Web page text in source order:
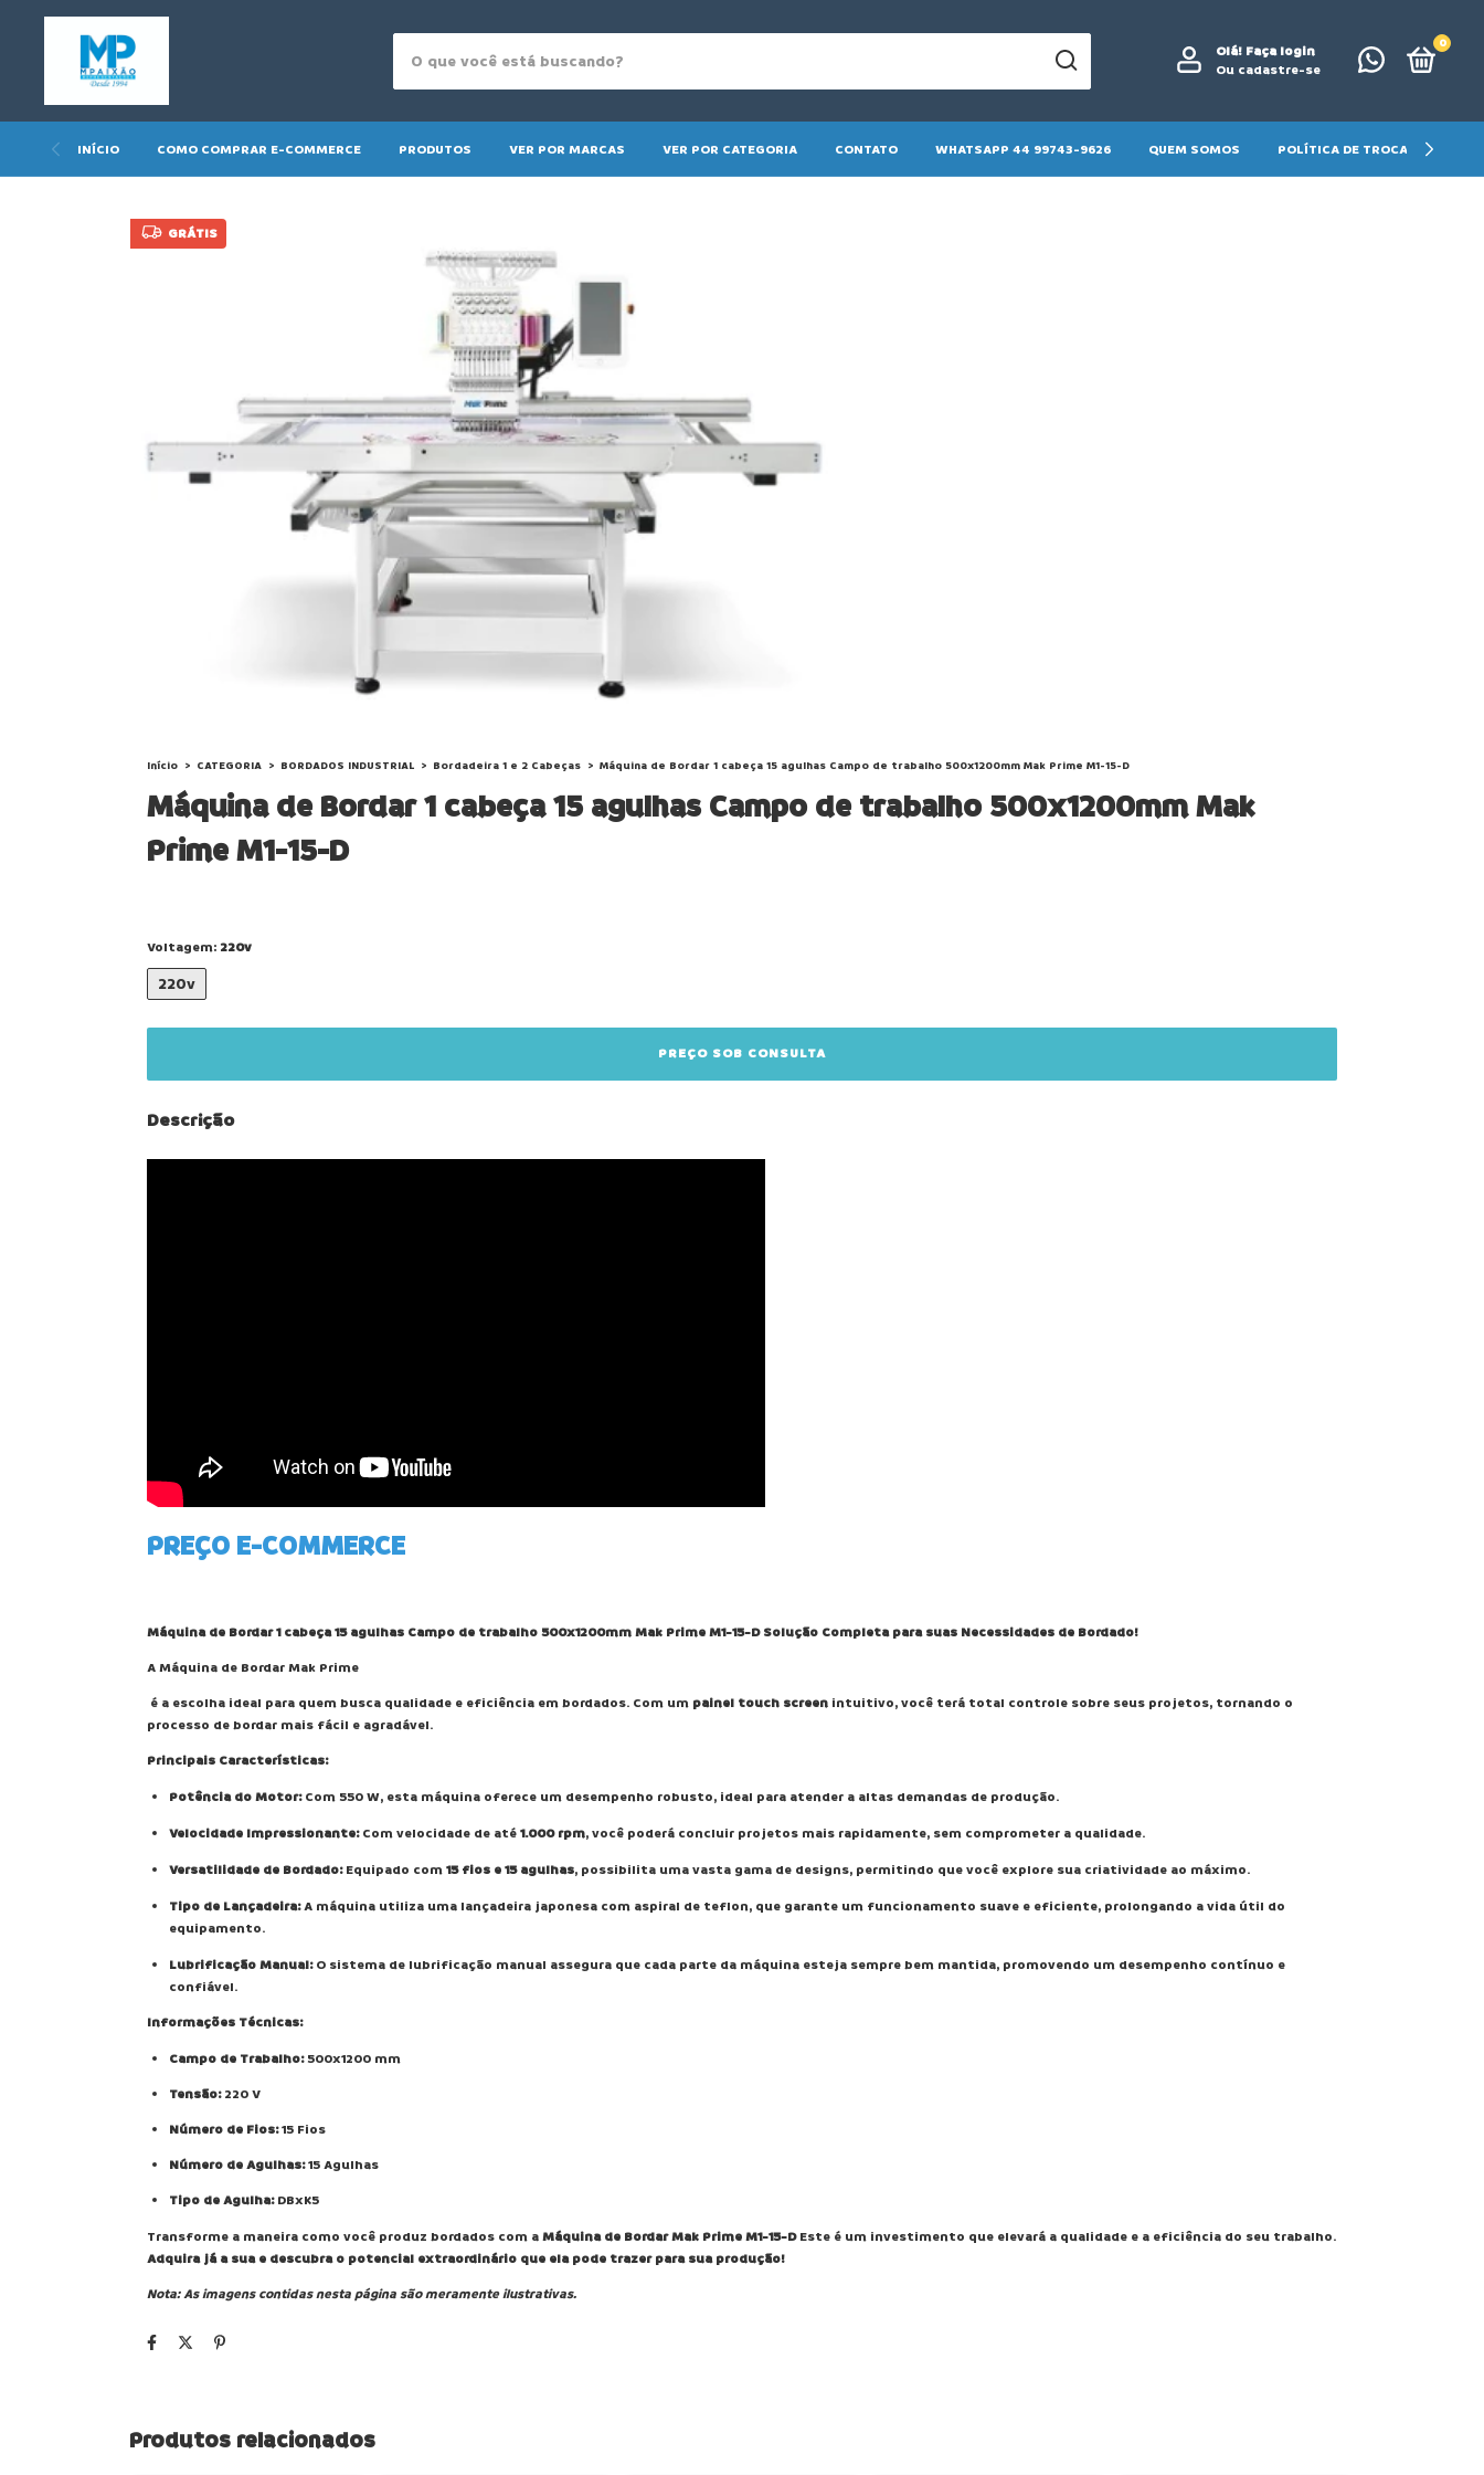
Olá! Faça login
Ou cadastre-se
0
INÍCIO COMO COMPRAR E-COMMERCE PRODUTOS VER POR MARCAS VER POR CATEGORIA CONTATO WHATSAPP 44 99743-9626 QUEM SOMOS POLÍTICA DE TROCA E
GRÁTIS
Início > CATEGORIA > BORDADOS INDUSTRIAL > Bordadeira 1 e 2 Cabeças > Máquina de Bordar 1 cabeça 15 agulhas Campo de trabalho 500x1200mm Mak Prime M1-15-D
Máquina de Bordar 1 cabeça 15 agulhas Campo de trabalho 500x1200mm Mak
Prime M1-15-D
Voltagem: 220v
220v
Descrição
PREÇO E-COMMERCE
Máquina de Bordar 1 cabeça 15 agulhas Campo de trabalho 500x1200mm Mak Prime M1-15-D Solução Completa para suas Necessidades de Bordado!
A Máquina de Bordar Mak Prime
é a escolha ideal para quem busca qualidade e eficiência em bordados. Com um painel touch screen intuitivo, você terá total controle sobre seus projetos, tornando o
processo de bordar mais fácil e agradável.
Principais Características:
Potência do Motor:Com 550 W, esta máquina oferece um desempenho robusto, ideal para atender a altas demandas de produção.
Velocidade Impressionante:Com velocidade de até1.000 rpm, você poderá concluir projetos mais rapidamente, sem comprometer a qualidade.
Versatilidade de Bordado:Equipado com15 fios e 15 agulhas, possibilita uma vasta gama de designs, permitindo que você explore sua criatividade ao máximo.
Tipo de Lançadeira:A máquina utiliza uma lançadeira japonesa com aspiral de teflon, que garante um funcionamento suave e eficiente, prolongando a vida útil do
equipamento.
Lubrificação Manual:O sistema de lubrificação manual assegura que cada parte da máquina esteja sempre bem mantida, promovendo um desempenho contínuo e
confiável.
Informações Técnicas:
Campo de Trabalho:500x1200 mm
Tensão:220 V
Número de Fios:15 Fios
Número de Agulhas:15 Agulhas
Tipo de Agulha:DBxK5
Transforme a maneira como você produz bordados com aMáquina de Bordar Mak PrimeM1-15-DEste é um investimento que elevará a qualidade e a eficiência do seu trabalho.
Adquira já a sua e descubra o potencial extraordinário que ela pode trazer para sua produção!
Nota: As imagens contidas nesta página são meramente ilustrativas.
Produtos relacionados